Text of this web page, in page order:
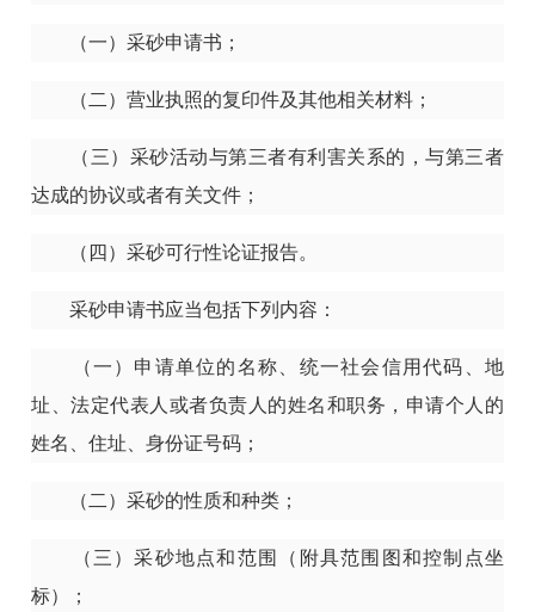
（一）采砂申请书；
（二）营业执照的复印件及其他相关材料；
（三）采砂活动与第三者有利害关系的，与第三者
达成的协议或者有关文件；
（四）采砂可行性论证报告。
采砂申请书应当包括下列内容：
（一）申请单位的名称、统一社会信用代码、地
址、法定代表人或者负责人的姓名和职务，申请个人的
姓名、住址、身份证号码；
（二）采砂的性质和种类；
（三）采砂地点和范围（附具范围图和控制点坐
标）；